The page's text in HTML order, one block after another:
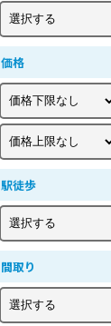
価格
駅徒歩
間取り